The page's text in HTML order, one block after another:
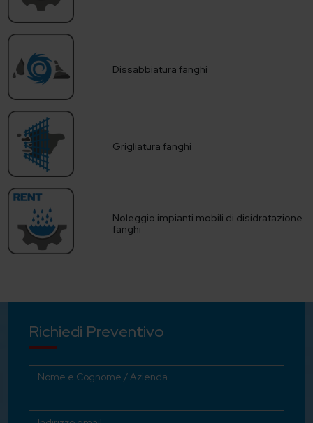
Dissabbiatura fanghi
Grigliatura fanghi
Noleggio impianti mobili di disidratazione
fanghi
Richiedi Preventivo